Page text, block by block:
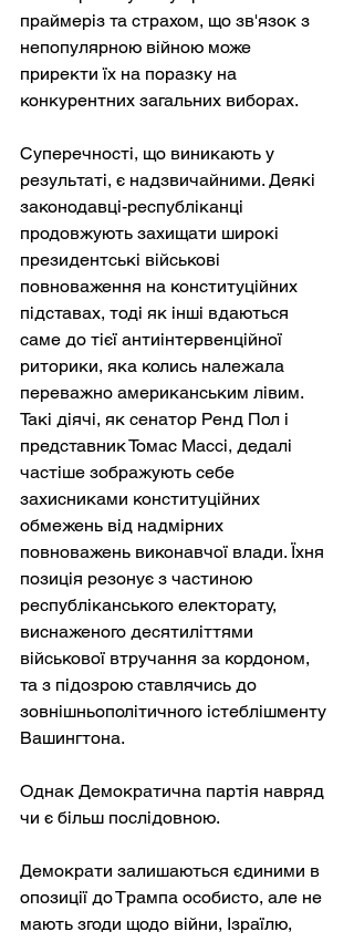
праймеріз та страхом, що зв'язок з
непопулярною війною може
приректи їх на поразку на
конкурентних загальних виборах.
Суперечності, що виникають у
результаті, є надзвичайними. Деякі
законодавці-республіканці
продовжують захищати широкі
президентські військові
повноваження на конституційних
підставах, тоді як інші вдаються
саме до тієї антиінтервенційної
риторики, яка колись належала
переважно американським лівим.
Такі діячі, як сенатор Ренд Пол і
представник Томас Массі, дедалі
частіше зображують себе
захисниками конституційних
обмежень від надмірних
повноважень виконавчої влади. Їхня
позиція резонує з частиною
республіканського електорату,
виснаженого десятиліттями
військової втручання за кордоном,
та з підозрою ставлячись до
зовнішньополітичного істеблішменту
Вашингтона.
Однак Демократична партія навряд
чи є більш послідовною.
Демократи залишаються єдиними в
опозиції до Трампа особисто, але не
мають згоди щодо війни, Ізраїлю,